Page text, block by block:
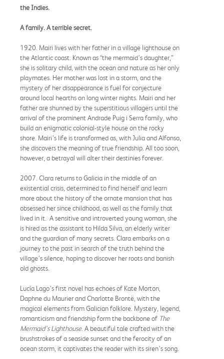
the Indies.
A family. A terrible secret.
1920. Mairi lives with her father in a village lighthouse on
the Atlantic coast. Known as “the mermaid’s daughter,”
she is solitary child, with the ocean and nature as her only
playmates. Her mother was lost in a storm, and the
mystery of her disappearance is fuel for conjecture
around local hearths on long winter nights. Mairi and her
father are shunned by the superstitious villagers until the
arrival of the prominent Andrade Puig i Serra family, who
build an enigmatic colonial-style house on the rocky
shore. Mairi’s life is transformed as, with Julia and Alfonso,
she discovers the meaning of true friendship. All too soon,
however, a betrayal will alter their destinies forever.
2007. Clara returns to Galicia in the middle of an
existential crisis, determined to find herself and learn
more about the history of the ornate mansion that has
obsessed her since childhood, as well as the family that
lived in it. A sensitive and introverted young woman, she
is hired as the assistant to Hilda Silva, an elderly writer
and the guardian of many secrets. Clara embarks on a
journey to the past in search of the truth behind the
village’s silence, hoping to discover her roots and banish
old ghosts.
Lucía Lago’s first novel has echoes of Kate Morton,
Daphne du Maurier and Charlotte Brontë, with the
magical elements from Galician folklore. Mystery, legend,
romanticism and friendship form the backbone of The
Mermaid's Lighthouse. A beautiful tale crafted with the
brushstrokes of a seaside sunset and the ferocity of an
ocean storm, it captivates the reader with its siren’s song.